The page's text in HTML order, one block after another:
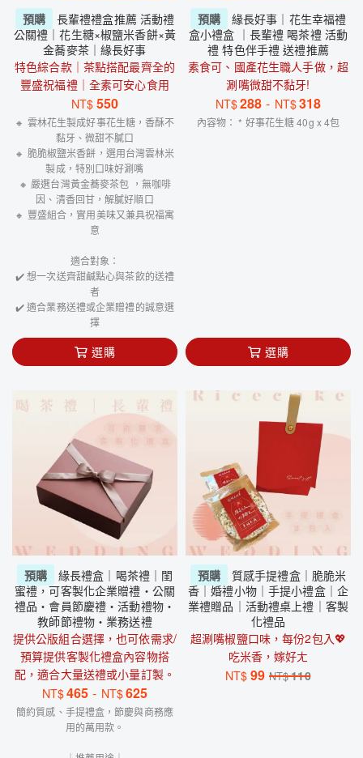
預購
長輩禮禮盒推薦 活動禮
公關禮｜花生糖×椒鹽米香餅×黃
金蕎麥茶｜緣長好事
特色綜合款｜茶點搭配最齊全的
豐盛祝福禮｜全素可安心食用
NT$ 550
🔸 雲林花生製成好事花生糖，香酥不
黏牙、微甜不膩口
🔸 脆脆椒鹽米香餅，選用台灣雲林米
製成，特別口味好涮嘴
🔸 嚴選台灣黃金蕎麥茶包 ，無咖啡
因、清香回甘，解膩好順口
🔸 豐盛組合，實用美味又兼具祝福寓
意
適合對象：
✔️ 想一次送齊甜鹹點心與茶飲的送禮
者
✔️ 適合業務送禮或企業贈禮的誠意選
擇
選購
預購
緣長好事｜花生幸福禮
盒小禮盒 ｜長輩禮 喝茶禮 活動
禮 特色伴手禮 送禮推薦
素食可、國產花生職人手做，超
涮嘴微甜不黏牙!
NT$288 - NT$318
內容物： * 好事花生糖 40g x 4包
選購
預購
緣長禮盒｜喝茶禮｜閨
蜜禮，可客製化企業贈禮・公關
禮品・會員節慶禮・活動禮物・
教師節禮物・業務送禮
提供公版組合選擇，也可依需求/
預算提供客製化禮盒內容物搭
配，適合大量送禮或小量訂製。
NT$465 - NT$625
簡約質感、手提禮盒，節慶與商務應
用的萬用款。
預購
質感手提禮盒｜脆脆米
香｜婚禮小物｜手提小禮盒｜企
業禮贈品｜活動禮桌上禮｜客製
化禮品
超涮嘴椒鹽口味，每份2包入💖
吃米香，嫁好ㄤ
NT$ 99 NT$110